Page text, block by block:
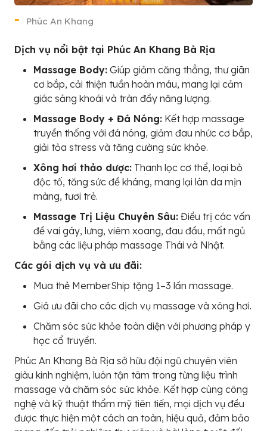
Phúc An Khang
Dịch vụ nổi bật tại Phúc An Khang Bà Rịa
Massage Body: Giúp giảm căng thẳng, thư giãn
cơ bắp, cải thiện tuần hoàn máu, mang lại cảm
giác sảng khoái và tràn đầy năng lượng.
Massage Body + Đá Nóng: Kết hợp massage
truyền thống với đá nóng, giảm đau nhức cơ bắp,
giải tỏa stress và tăng cường sức khỏe.
Xông hơi thảo dược: Thanh lọc cơ thể, loại bỏ
độc tố, tăng sức đề kháng, mang lại làn da mịn
màng, tươi trẻ.
Massage Trị Liệu Chuyên Sâu: Điều trị các vấn
đề vai gáy, lưng, viêm xoang, đau đầu, mất ngủ
bằng các liệu pháp massage Thái và Nhật.
Các gói dịch vụ và ưu đãi:
Mua thẻ MemberShip tặng 1–3 lần massage.
Giá ưu đãi cho các dịch vụ massage và xông hơi.
Chăm sóc sức khỏe toàn diện với phương pháp y
học cổ truyền.
Phúc An Khang Bà Rịa sở hữu đội ngũ chuyên viên
giàu kinh nghiệm, luôn tận tâm trong từng liệu trình
massage và chăm sóc sức khỏe. Kết hợp cùng công
nghệ và kỹ thuật thẩm mỹ tiên tiến, mọi dịch vụ đều
được thực hiện một cách an toàn, hiệu quả, đảm bảo